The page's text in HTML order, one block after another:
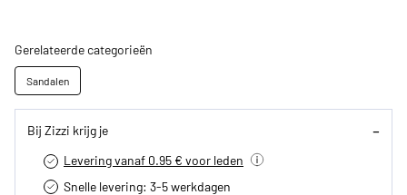
Gerelateerde categorieën
Sandalen
Bij Zizzi krijg je
Levering vanaf 0.95 € voor leden
Snelle levering: 3-5 werkdagen